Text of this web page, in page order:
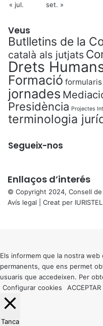
« jul.
set. »
Veus
Butlletins de la
català als jutjats
Drets
Formació
jornades
Presidència Projectes
terminologia
Segueix-nos
Enllaços d’interés
© Copyright 2024, Consell de
Avís legal | Creat per IURISTEL
button
Els informem que la nostra
permanents, que ens permet
usuaris que accedeixen. Per
Configurar cookies
ACCEPTAR
Tanca